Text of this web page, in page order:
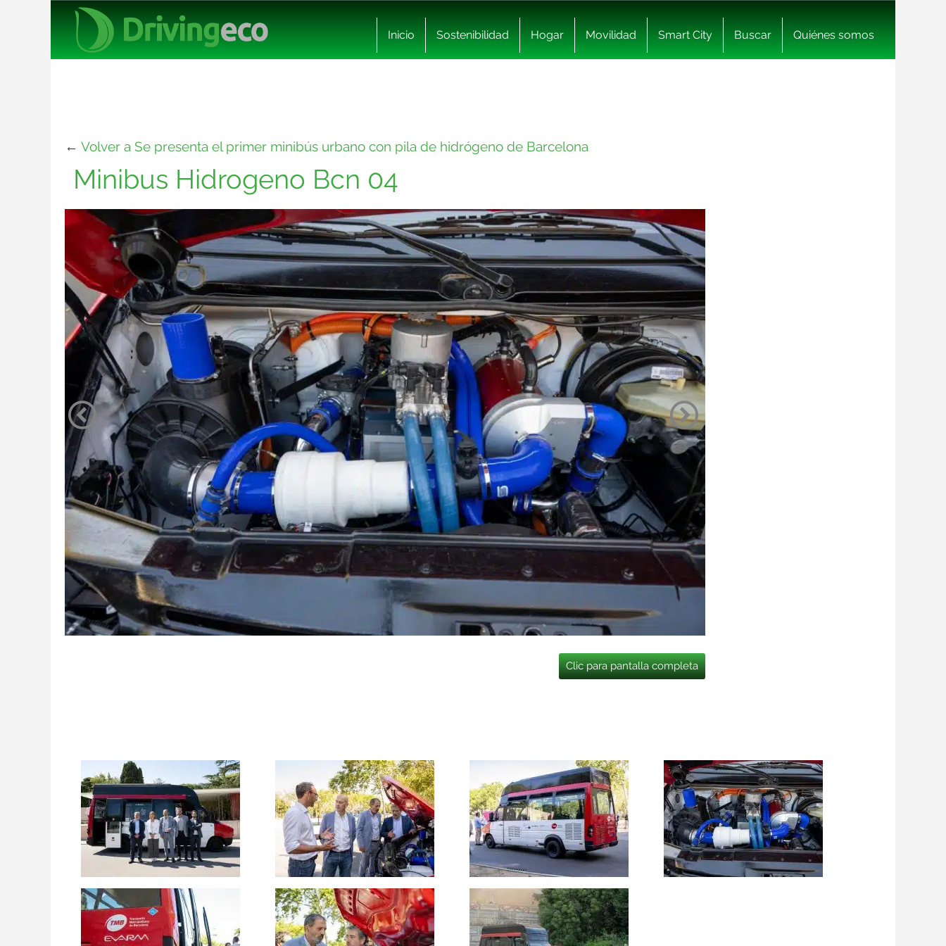
Inicio Sostenibilidad Hogar Movilidad Smart City Buscar Quiénes somos
← Volver a Se presenta el primer minibús urbano con pila de hidrógeno de Barcelona
Minibus Hidrogeno Bcn 04
Clic para pantalla completa